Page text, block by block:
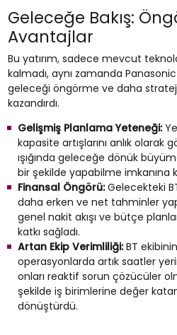
Geleceğe Bakış:
Avantajlar
Bu yatırım, sadece mevcut
kalmadı, aynı zamanda
geleceği öngörme ve daha
kazandırdı.
Gelişmiş Planlama Yeteneği:
kapasite artışlarını anlık
ışığında geleceğe dönük
bir şekilde yapabilme imkanına
Finansal Öngörü:Gelecekteki
daha erken ve net tahminler
genel nakit akışı ve bütçe
katkı sağladı.
Artan Ekip Verimliliği:BT
operasyonlarda artık saatler
onları reaktif sorun çözücüler
şekilde iş birimlerine değer
dönüştürdü.